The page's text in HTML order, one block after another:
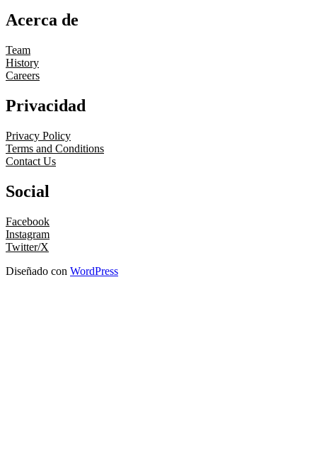
Acerca de
Team
History
Careers
Privacidad
Privacy Policy
Terms and Conditions
Contact Us
Social
Facebook
Instagram
Twitter/X
Diseñado con WordPress